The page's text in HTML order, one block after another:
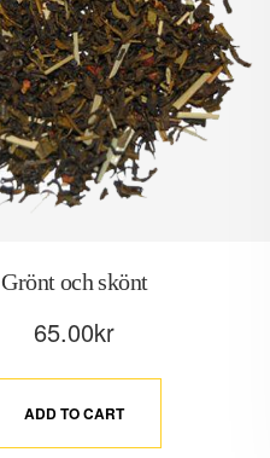
Grönt och skönt
65.00kr
ADD TO CART